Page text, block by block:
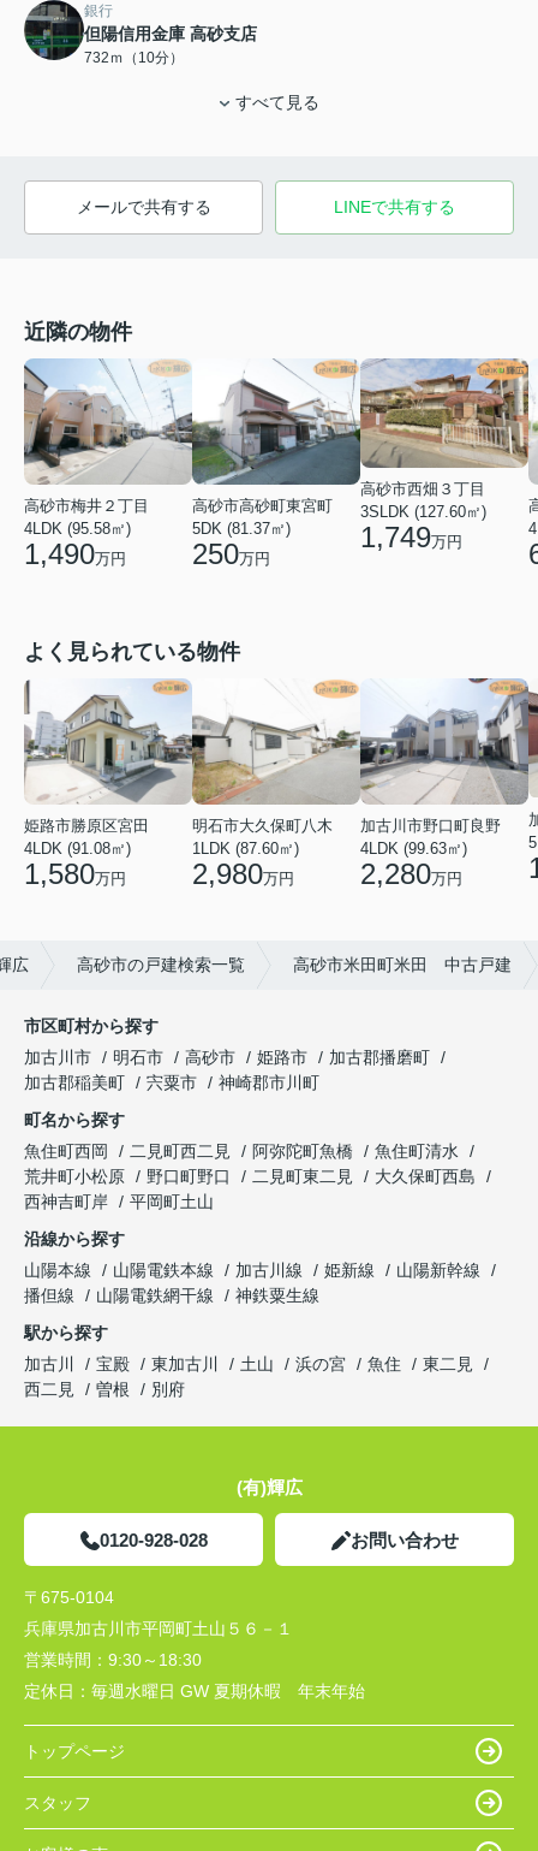
銀行
但陽信用金庫 高砂支店
732ｍ（10分）
すべて見る
メールで共有する LINEで共有する
近隣の物件
高砂市梅井２丁目
4LDK (95.58㎡)
1,490万円
高砂市高砂町東宮町
5DK (81.37㎡)
250万円
高砂市西畑３丁目
3SLDK (127.60㎡)
1,749万円
よく見られている物件
姫路市勝原区宮田
4LDK (91.08㎡)
1,580万円
明石市大久保町八木
1LDK (87.60㎡)
2,980万円
加古川市野口町良野
4LDK (99.63㎡)
2,280万円
広 高砂市の戸建検索一覧 高砂市米田町米田 中古戸建
市区町村から探す
加古川市
明石市 高砂市 姫路市
加古郡播磨町
加古郡稲美町
宍粟市
神崎郡市川町
町名から探す
魚住町西岡
二見町西二見 阿弥陀町魚橋
魚住町清水
荒井町小松原
野口町野口 二見町東二見
大久保町西島
西神吉町岸
平岡町土山
沿線から探す
山陽本線
山陽電鉄本線 加古川線 姫新線
山陽新幹線
播但線
山陽電鉄網干線
神鉄粟生線
駅から探す
加古川
宝殿 東加古川 土山 浜の宮 魚住
東二見
西二見
曽根 別府
(有)輝広
0120-928-028 お問い合わせ
〒675-0104
兵庫県加古川市平岡町土山５６－１
営業時間： 9:30～18:30
定休日： 毎週水曜日 GW 夏期休暇 年末年始
トップページ
スタッフ